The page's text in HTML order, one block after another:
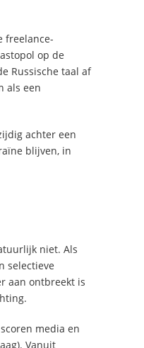
freelance-
op de
Russische taal af
als een
achter een
blijven, in
niet. Als
selectieve
aan ontbreekt is
media en
Vanuit